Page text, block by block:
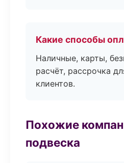
Какие способы
Наличные, карты,
расчёт, рассрочка
клиентов.
Похожие
подвеска